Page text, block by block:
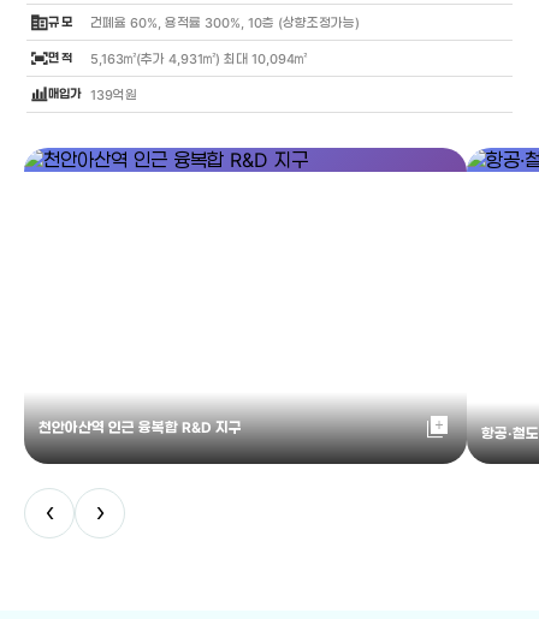
corporate_fare규 모 건폐율 60%, 용적률 300%, 10층 (상향조정가능)
fit_screen면 적 5,163㎡(추가 4,931㎡) 최대 10,094㎡
bar_chart_4_bars매입가 139억원
천안아산역 인근 융복합 R&D 지구 library_add 항공·철
‹ ›